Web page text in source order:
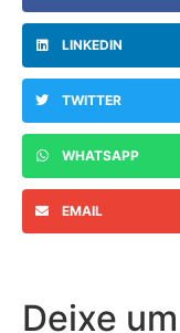
LINKEDIN
TWITTER
WHATSAPP
EMAIL
Deixe